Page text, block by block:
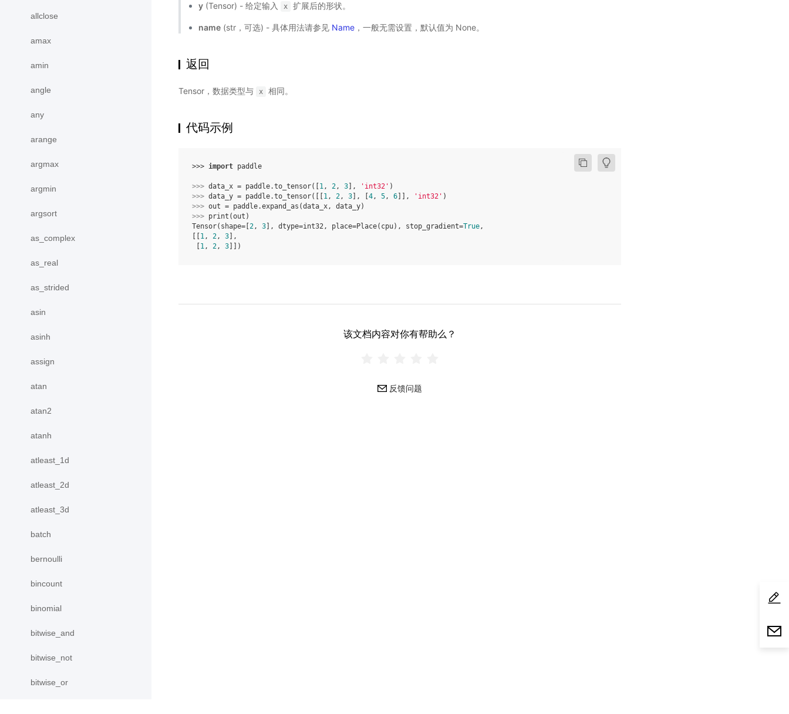
allclose
amax
amin
angle
any
arange
argmax
argmin
argsort
as_complex
as_real
as_strided
asin
asinh
assign
atan
atan2
atanh
atleast_1d
atleast_2d
atleast_3d
batch
bernoulli
bincount
binomial
bitwise_and
bitwise_not
bitwise_or
y (Tensor) - 给定输入 x 扩展后的形状。
name (str，可选) - 具体用法请参见 Name ，一般无需设置，默认值为 None。
返回
Tensor，数据类型与 x 相同。
代码示例
>>> import paddle
>>> data_x = paddle.to_tensor([ 1, 2, 3 ], 'int32' )
>>> data_y = paddle.to_tensor([[ 1, 2, 3 ], 4, 5, 6 ]], 'int32' )
>>> out = paddle.expand_as (data_x, data_y)
>>> print (out )
Tensor(shape=[ 2, 3 ], dtype=int32, place=Place(cpu), stop_gradient=True,
1, 2, 3 ],
1, 2, 3 ]])
该文档内容对你有帮助么？
反馈问题